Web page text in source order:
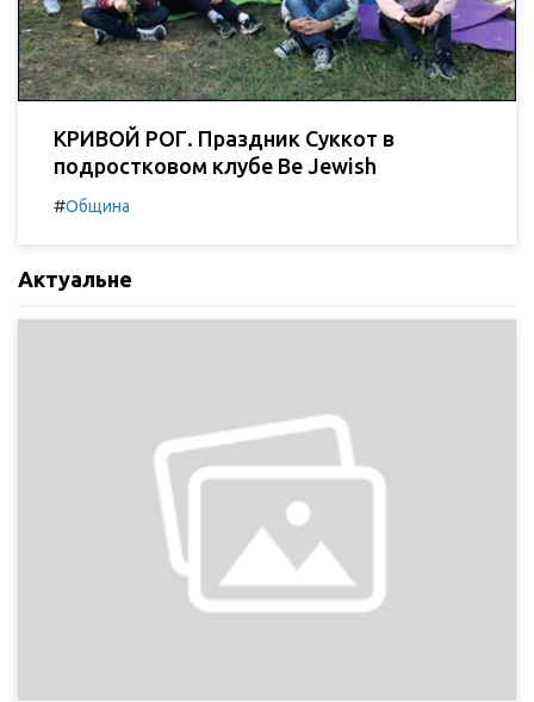
КРИВОЙ РОГ. Праздник Суккот в
подростковом клубе Be Jewish
#Община
Актуальне